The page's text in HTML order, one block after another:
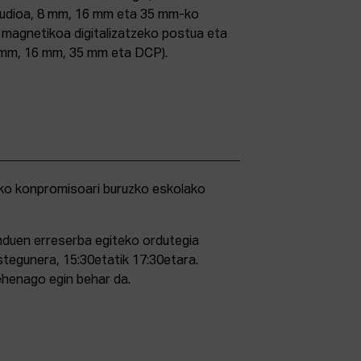
8 mm, 16 mm eta 35 mm-ko
digitalizatzeko postua eta
16 mm, 35 mm eta DCP).
erreserba egiteko ordutegia
15:30etatik 17:30etara.
egin behar da.